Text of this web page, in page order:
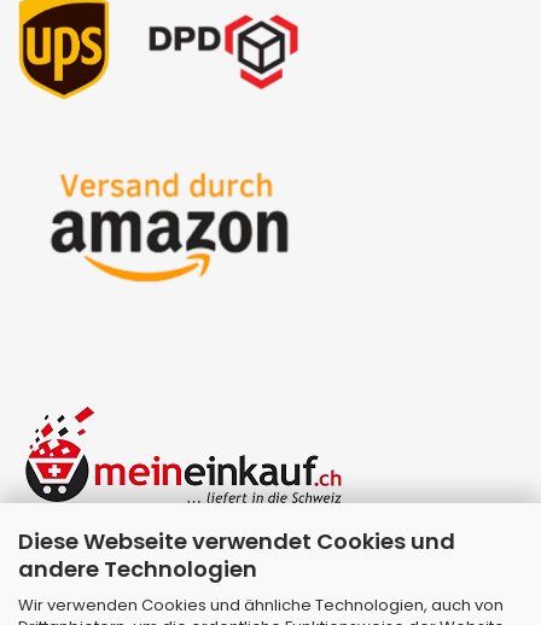
Diese Webseite verwendet Cookies und
andere Technologien
Wir verwenden Cookies und ähnliche Technologien, auch von